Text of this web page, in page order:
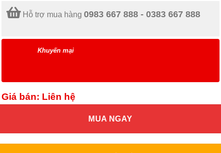
Hỗ trợ mua hàng 0983 667 888 - 0383 667 888
Khuyến mại
Giá bán: Liên hệ
MUA NGAY